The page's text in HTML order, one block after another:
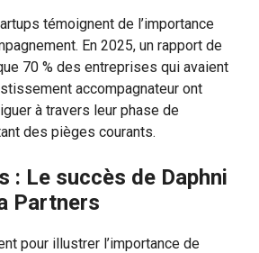
témoignent de l’importance
En 2025, un rapport de
70 % des entreprises qui avaient
accompagnateur ont
à travers leur phase de
des pièges courants.
: Le succès de Daphni
Partners
pour illustrer l’importance de